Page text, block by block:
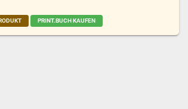
PRINT.BUCH KAUFEN